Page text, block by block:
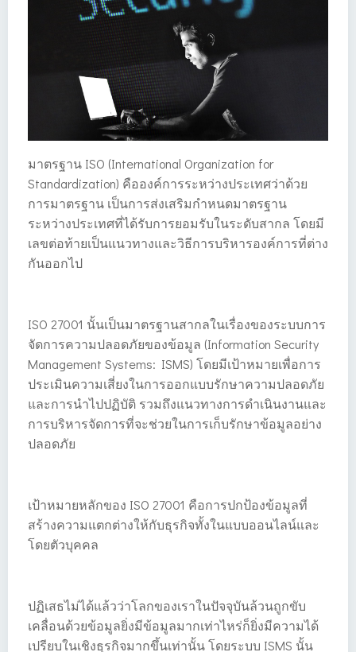
มาตรฐาน ISO (International Organization for
Standardization) คือองค์การระหว่างประเทศว่าด้วย
การมาตรฐาน เป็นการส่งเสริมกำหนดมาตรฐาน
ระหว่างประเทศที่ได้รับการยอมรับในระดับสากล โดยมี
เลขต่อท้ายเป็นแนวทางและวิธีการบริหารองค์การที่ต่าง
กันออกไป
ISO 27001 นั้นเป็นมาตรฐานสากลในเรื่องของระบบการ
จัดการความปลอดภัยของข้อมูล (Information Security
Management Systems: ISMS) โดยมีเป้าหมายเพื่อการ
ประเมินความเสี่ยงในการออกแบบรักษาความปลอดภัย
และการนำไปปฏิบัติ รวมถึงแนวทางการดำเนินงานและ
การบริหารจัดการที่จะช่วยในการเก็บรักษาข้อมูลอย่าง
ปลอดภัย
เป้าหมายหลักของ ISO 27001 คือการปกป้องข้อมูลที่
สร้างความแตกต่างให้กับธุรกิจทั้งในแบบออนไลน์และ
โดยตัวบุคคล
ปฏิเสธไม่ได้แล้วว่าโลกของเราในปัจจุบันล้วนถูกขับ
เคลื่อนด้วยข้อมูลยิ่งมีข้อมูลมากเท่าไหร่ก็ยิ่งมีความได้
เปรียบในเชิงธุรกิจมากขึ้นเท่านั้น โดยระบบ ISMS นั้น